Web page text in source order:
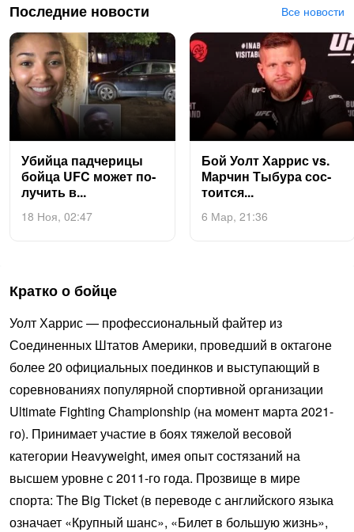
Последние новости Все новости
Убий­ца пад­че­рицы
бой­ца UFC мо­жет по­
лучить в...
18 Ноя, 02:47
Бой Уолт Хар­рис vs.
Мар­чин Ты­бура сос­
то­ит­ся...
6 Мар, 21:36
Кратко о бойце
Уолт Харрис — профессиональный файтер из
Соединенных Штатов Америки, проведший в октагоне
более 20 официальных поединков и выступающий в
соревнованиях популярной спортивной организации
Ultimate Fighting Championship (на момент марта 2021-
го). Принимает участие в боях тяжелой весовой
категории Heavyweight, имея опыт состязаний на
высшем уровне с 2011-го года. Прозвище в мире
спорта: The Big Ticket (в переводе с английского языка
означает «Крупный шанс», «Билет в большую жизнь»,